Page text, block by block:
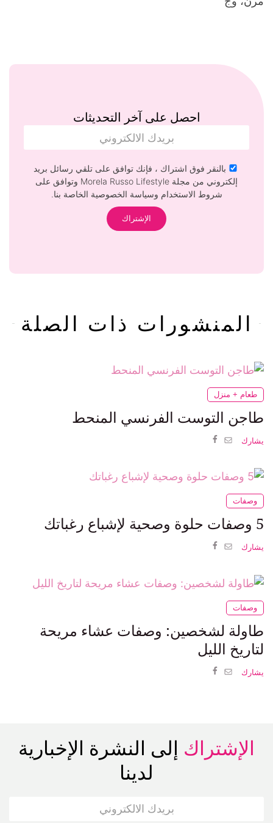
احصل على آخر التحديثات
بالنقر فوق اشتراك ، فإنك توافق على تلقي رسائل بريد
إلكتروني من مجلة Morela Russo Lifestyle وتوافق على
شروط الاستخدام وسياسة الخصوصية الخاصة بنا.
المنشورات ذات الصلة
طعام + منزل
طاجن التوست الفرنسي المنحط
يشارك
وصفات
5 وصفات حلوة وصحية لإشباع رغباتك
يشارك
وصفات
طاولة لشخصين: وصفات عشاء مريحة
لتاريخ الليل
يشارك
الإشتراك إلى النشرة الإخبارية
لدينا